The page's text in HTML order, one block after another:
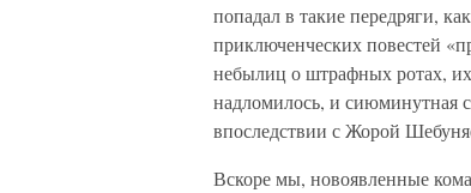
попадал в такие передряги,
приключенческих повестей
небылиц о штрафных ротах,
надломилось, и сиюминутная
впоследствии с Жорой
Вскоре мы, новоявленные